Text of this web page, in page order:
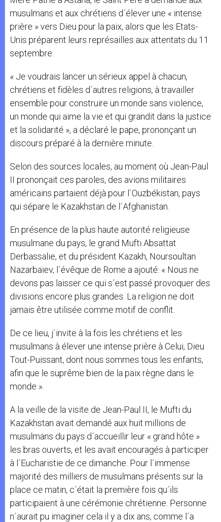
musulmans et aux chrétiens d´élever une « intense
prière » vers Dieu pour la paix, alors que les Etats-
Unis préparent leurs représailles aux attentats du 11
septembre.
« Je voudrais lancer un sérieux appel à chacun,
chrétiens et fidèles d´autres religions, à travailler
ensemble pour construire un monde sans violence,
un monde qui aime la vie et qui grandit dans la justice
et la solidarité », a déclaré le pape, prononçant un
discours préparé à la dernière minute.
Selon des sources locales, au moment où Jean-Paul
II prononçait ces paroles, des avions militaires
américains partaient déjà pour l´Ouzbékistan, pays
qui sépare le Kazakhstan de l´Afghanistan.
En présence de la plus haute autorité religieuse
musulmane du pays, le grand Mufti Absattat
Derbassalie, et du président Kazakh, Noursoultan
Nazarbaïev, l´évêque de Rome a ajouté: « Nous ne
devons pas laisser ce qui s´est passé provoquer des
divisions encore plus grandes. La religion ne doit
jamais être utilisée comme motif de conflit.
De ce lieu, j´invite à la fois les chrétiens et les
musulmans à élever une intense prière à Celui, Dieu
Tout-Puissant, dont nous sommes tous les enfants,
afin que le suprême bien de la paix règne dans le
monde ».
A la veille de la visite de Jean-Paul II, le Mufti du
Kazakhstan avait demandé aux huit millions de
musulmans du pays d´accueillir leur « grand hôte »
les bras ouverts, et les avait encouragés à participer
à l´Eucharistie de ce dimanche. Pour l´immense
majorité des milliers de musulmans présents sur la
place ce matin, c´était la première fois qu´ils
participaient à une cérémonie chrétienne. Personne
n´aurait pu imaginer cela il y a dix ans, comme l´a